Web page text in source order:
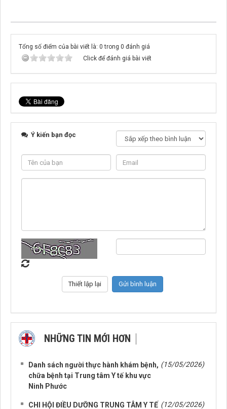
Tổng số điểm của bài viết là: 0 trong 0 đánh giá
Click để đánh giá bài viết
Ý kiến bạn đọc
NHỮNG TIN MỚI HƠN
Danh sách người thực hành khám bệnh,
chữa bệnh tại Trung tâm Y tế khu vực
Ninh Phước
(15/05/2026)
CHI HỘI ĐIỀU DƯỠNG TRUNG TÂM Y TẾ (12/05/2026)